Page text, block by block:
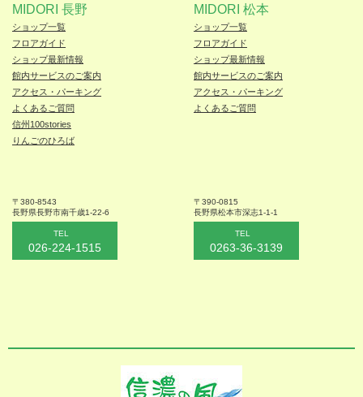
MIDORI 長野
ショップ一覧
フロアガイド
ショップ最新情報
館内サービスのご案内
アクセス・パーキング
よくあるご質問
信州100stories
りんごのひろば
〒380-8543
長野県長野市南千歳1-22-6
TEL
026-224-1515
MIDORI 松本
ショップ一覧
フロアガイド
ショップ最新情報
館内サービスのご案内
アクセス・パーキング
よくあるご質問
〒390-0815
長野県松本市深志1-1-1
TEL
0263-36-3139